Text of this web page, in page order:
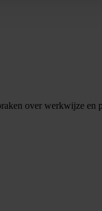
over werkwijze